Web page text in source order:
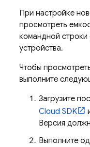
При настройке
просмотреть
командной строки
устройства.
Чтобы
выполните
Загрузите
Cloud SDK
Версия
Выполните